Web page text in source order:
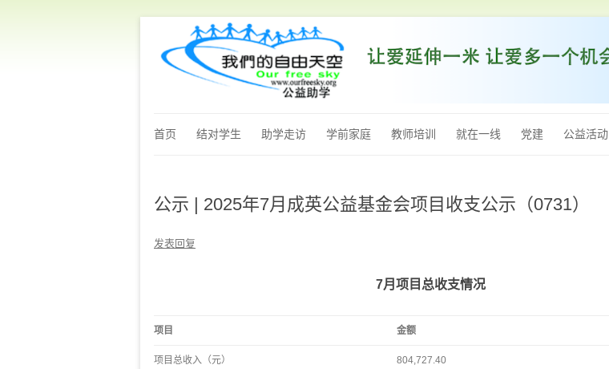
至
内
首页 结对学生 助学走访 学前家庭 教师培训 就在一线 党建 公益活动
公示 | 2025年7月成英公益基金会项目收支公示（0731）
发表回复
7月项目总收支情况
项目 金额
项目总收入（元） 804,727.40